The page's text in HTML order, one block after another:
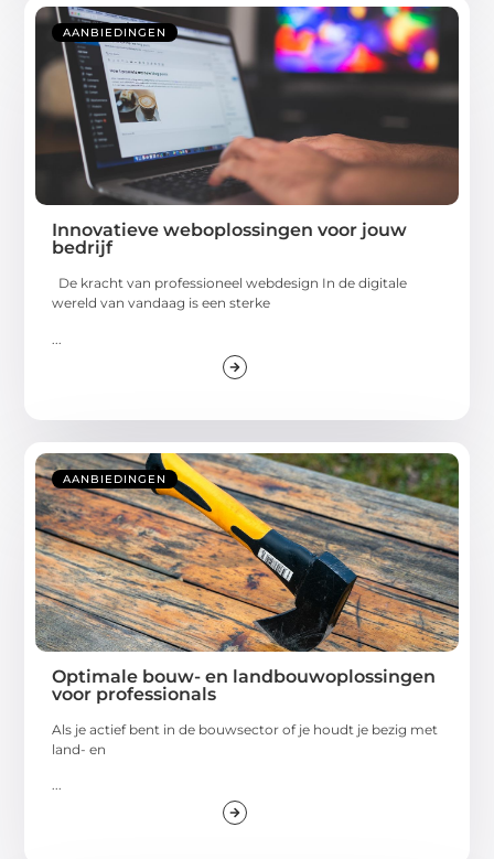
AANBIEDINGEN
Innovatieve weboplossingen voor jouw
bedrijf
De kracht van professioneel webdesign In de digitale
wereld van vandaag is een sterke
AANBIEDINGEN
Optimale bouw- en landbouwoplossingen
voor professionals
Als je actief bent in de bouwsector of je houdt je bezig met
land- en